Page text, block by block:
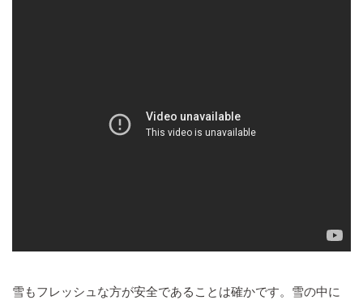
雪もフレッシュな方が安全であることは確かです。雪の中に